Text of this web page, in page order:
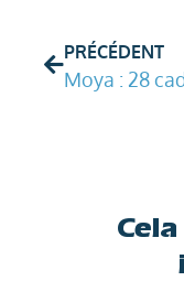
PRÉCÉDENT